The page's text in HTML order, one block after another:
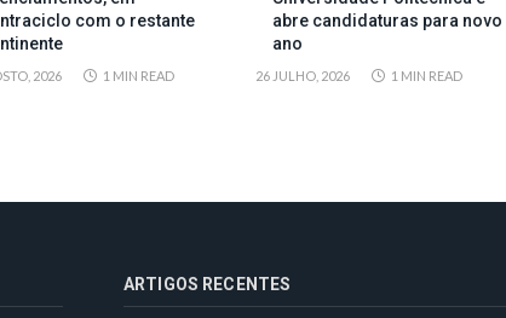
com o restante
2026 1 MIN READ
abre candidaturas para novo
ano
26 JULHO, 2026 1 MIN READ
ARTIGOS RECENTES